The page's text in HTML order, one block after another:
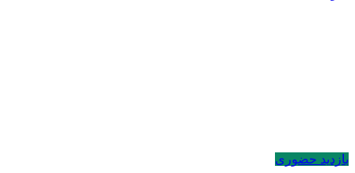
بازدید حضوری